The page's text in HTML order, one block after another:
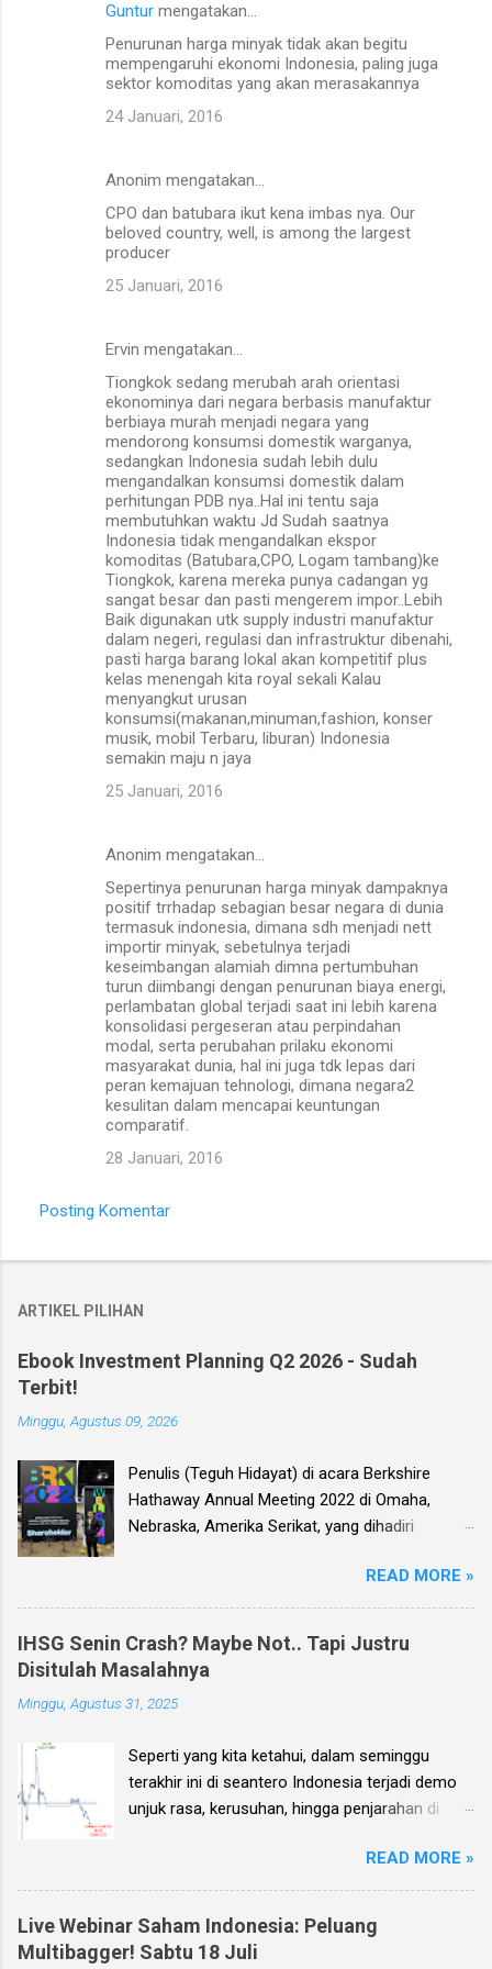
Guntur mengatakan…
Penurunan harga minyak tidak akan begitu
mempengaruhi ekonomi Indonesia, paling juga
sektor komoditas yang akan merasakannya
24 Januari, 2016
Anonim mengatakan…
CPO dan batubara ikut kena imbas nya. Our
beloved country, well, is among the largest
producer
25 Januari, 2016
Ervin mengatakan…
Tiongkok sedang merubah arah orientasi
ekonominya dari negara berbasis manufaktur
berbiaya murah menjadi negara yang
mendorong konsumsi domestik warganya,
sedangkan Indonesia sudah lebih dulu
mengandalkan konsumsi domestik dalam
perhitungan PDB nya..Hal ini tentu saja
membutuhkan waktu Jd Sudah saatnya
Indonesia tidak mengandalkan ekspor
komoditas (Batubara,CPO, Logam tambang)ke
Tiongkok, karena mereka punya cadangan yg
sangat besar dan pasti mengerem impor..Lebih
Baik digunakan utk supply industri manufaktur
dalam negeri, regulasi dan infrastruktur dibenahi,
pasti harga barang lokal akan kompetitif plus
kelas menengah kita royal sekali Kalau
menyangkut urusan
konsumsi(makanan,minuman,fashion, konser
musik, mobil Terbaru, liburan) Indonesia
semakin maju n jaya
25 Januari, 2016
Anonim mengatakan…
Sepertinya penurunan harga minyak dampaknya
positif trrhadap sebagian besar negara di dunia
termasuk indonesia, dimana sdh menjadi nett
importir minyak, sebetulnya terjadi
keseimbangan alamiah dimna pertumbuhan
turun diimbangi dengan penurunan biaya energi,
perlambatan global terjadi saat ini lebih karena
konsolidasi pergeseran atau perpindahan
modal, serta perubahan prilaku ekonomi
masyarakat dunia, hal ini juga tdk lepas dari
peran kemajuan tehnologi, dimana negara2
kesulitan dalam mencapai keuntungan
comparatif.
28 Januari, 2016
Posting Komentar
ARTIKEL PILIHAN
Ebook Investment Planning Q2 2026 - Sudah
Terbit!
Minggu, Agustus 09, 2026
Penulis (Teguh Hidayat) di acara Berkshire
Hathaway Annual Meeting 2022 di Omaha,
Nebraska, Amerika Serikat, yang dihadiri
Buffett dan mitranya Alm. Charlie Munger. Dear
investor, seperti biasa setiap kuartal alias tiga
bulan sekali, penulis membuat Ebook
Investment Planning (EIP, dengan format PDF)
yang berisi kumpulan analisis fundamental
saham-saham pilihan di Bursa Efek Indonesia
keuangan para emiten untuk periode Q2 2026 .
Ebook ini diharapkan akan menjadi panduan
bagi anda (dan juga bagi penulis sendiri) untuk
pendek, investasi jangka menengah, dan
panjang.
READ MORE »
IHSG Senin Crash? Maybe Not.. Tapi Justru
Disitulah Masalahnya
Minggu, Agustus 31, 2025
Seperti yang kita ketahui, dalam seminggu
terakhir ini di seantero Indonesia terjadi demo
unjuk rasa, kerusuhan, hingga penjarahan di
karena sampai dengan pagi ini, Minggu 31
Agustus, situasi unjuk rasa tersebut masih
terjadi, maka penulis sendiri kemudian
menerima banyak pertanyaan: Bagaimana nasib
READ MORE »
Live Webinar Saham Indonesia: Peluang
Multibagger! Sabtu 18 Juli